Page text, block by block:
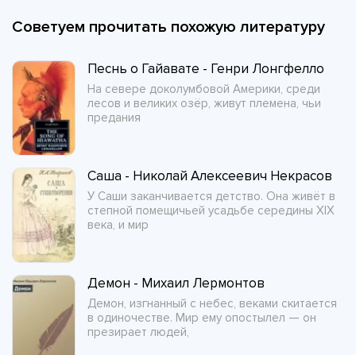
Советуем прочитать похожую литературу
Песнь о Гайавате - Генри Лонгфелло
На севере доколумбовой Америки, среди
лесов и великих озёр, живут племена, чьи
предания
Саша - Николай Алексеевич Некрасов
У Саши заканчивается детство. Она живёт в
степной помещичьей усадьбе середины XIX
века, и мир
Демон - Михаил Лермонтов
Демон, изгнанный с небес, веками скитается
в одиночестве. Мир ему опостылел — он
презирает людей,